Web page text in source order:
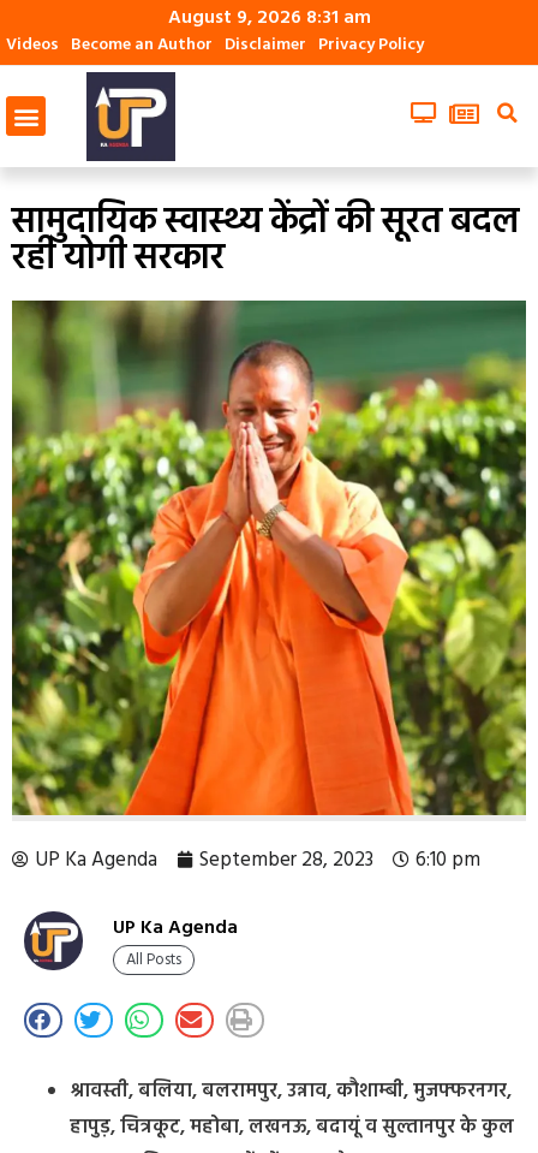
August 9, 2026 8:31 am
Videos Become an Author Disclaimer Privacy Policy
सामुदायिक स्वास्थ्य केंद्रों की सूरत बदल
रही योगी सरकार
UP Ka Agenda September 28, 2023 6:10 pm
UP Ka Agenda
All Posts
श्रावस्ती, बलिया, बलरामपुर, उन्नाव, कौशाम्बी, मुजफ्फरनगर,
हापुड़, चित्रकूट, महोबा, लखनऊ, बदायूं व सुल्तानपुर के कुल